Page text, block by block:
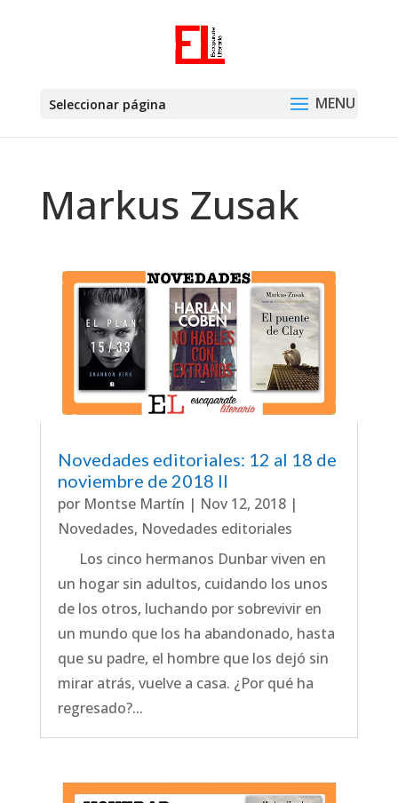
Seleccionar página
Markus Zusak
Novedades editoriales: 12 al 18 de
noviembre de 2018 II
por Montse Martín | Nov 12, 2018|
Novedades, Novedades editoriales
Los cinco hermanos Dunbar viven en
un hogar sin adultos, cuidando los unos
de los otros, luchando por sobrevivir en
un mundo que los ha abandonado, hasta
que su padre, el hombre que los dejó sin
mirar atrás, vuelve a casa. ¿Por qué ha
regresado?...